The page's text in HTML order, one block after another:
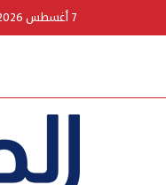
7 أغسطس 2026